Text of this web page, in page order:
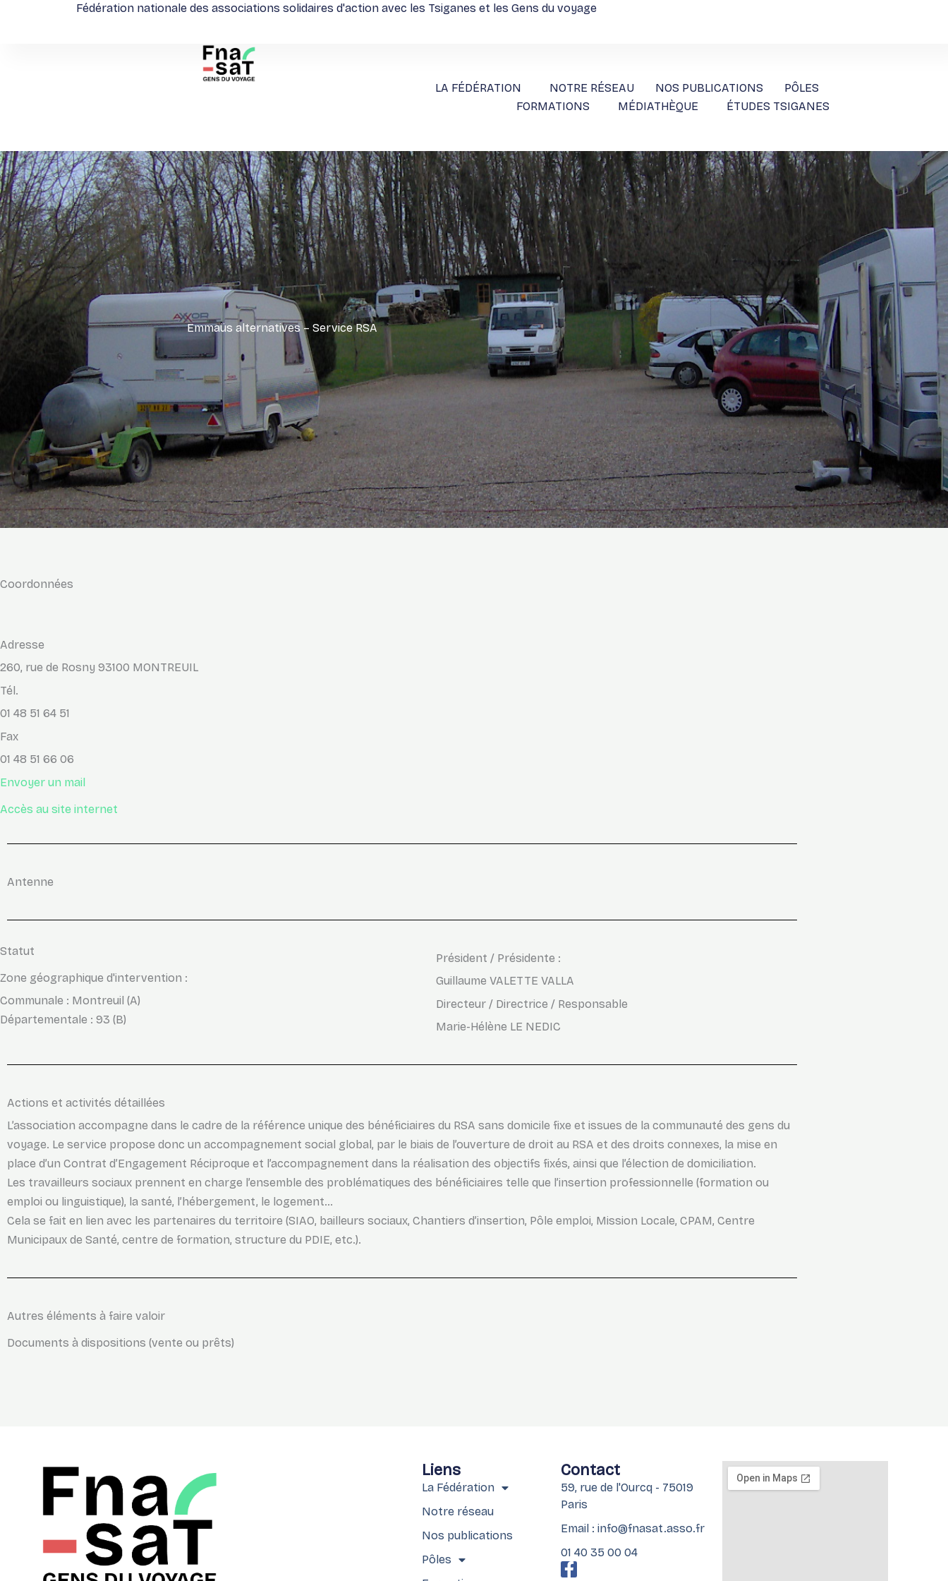
Fédération nationale des associations solidaires d'action avec les Tsiganes et les Gens du voyage
LA FÉDÉRATION NOTRE RÉSEAU NOS PUBLICATIONS
PÔLES
FORMATIONS
MÉDIATHÈQUE ÉTUDES TSIGANES
Emmaüs alternatives – Service RSA
Coordonnées
Adresse
260, rue de Rosny 93100 MONTREUIL
Tél.
01 48 51 64 51
Fax
01 48 51 66 06
Envoyer un mail
Accès au site internet
Antenne
Statut
Zone géographique d'intervention :
Communale : Montreuil (A)
Départementale : 93 (B)
Président / Présidente :
Guillaume VALETTE VALLA
Directeur / Directrice / Responsable
Marie-Hélène LE NEDIC
Actions et activités détaillées
L’association accompagne dans le cadre de la référence unique des bénéficiaires du RSA sans domicile fixe et issues de la communauté des gens du
voyage. Le service propose donc un accompagnement social global, par le biais de l’ouverture de droit au RSA et des droits connexes, la mise en
place d’un Contrat d’Engagement Réciproque et l’accompagnement dans la réalisation des objectifs fixés, ainsi que l’élection de domiciliation.
Les travailleurs sociaux prennent en charge l’ensemble des problématiques des bénéficiaires telle que l’insertion professionnelle (formation ou
emploi ou linguistique), la santé, l’hébergement, le logement…
Cela se fait en lien avec les partenaires du territoire (SIAO, bailleurs sociaux, Chantiers d’insertion, Pôle emploi, Mission Locale, CPAM, Centre
Municipaux de Santé, centre de formation, structure du PDIE, etc.).
Autres éléments à faire valoir
Documents à dispositions (vente ou prêts)
Liens
La Fédération
Notre réseau
Nos publications
Pôles
Contact
59, rue de l'Ourcq - 75019
Paris
Email : info@fnasat.asso.fr
01 40 35 00 04
F